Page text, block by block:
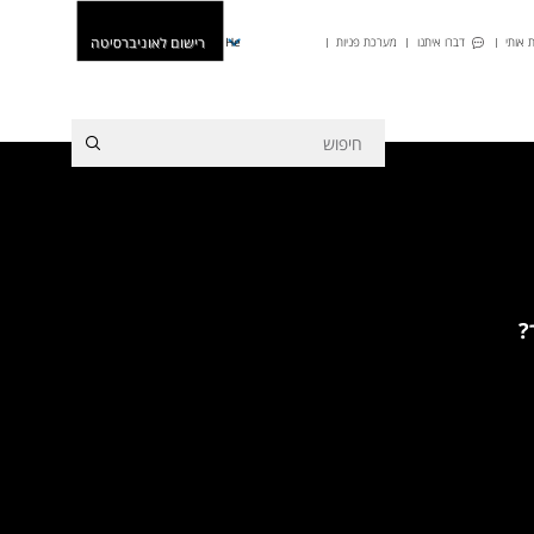
אותי דברו איתנו מערכת פניות He רישום לאוניברסיטה